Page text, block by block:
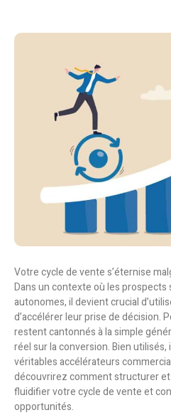
Votre cycle de vente s’éternise
Dans un contexte où les prospects
autonomes, il devient crucial
d’accélérer leur prise de décision.
restent cantonnés à la simple
réel sur la conversion. Bien
véritables accélérateurs
découvrirez comment structurer
fluidifier votre cycle de vente et
opportunités.